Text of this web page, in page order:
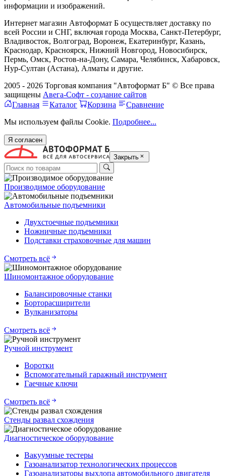
информации и изображений.
Интернет магазин Автоформат Б осуществляет доставку по
всей России и СНГ, включая города Москва, Санкт-Петербург,
Владивосток, Волгоград, Воронеж, Екатеринбург, Казань,
Краснодар, Красноярск, Нижний Новгород, Новосибирск,
Пермь, Омск, Ростов-на-Дону, Самара, Челябинск, Хабаровск,
Нур-Султан (Астана), Алматы и другие.
2005 - 2026 Торговая компания "Автоформат Б" © Все права
защищены Авега-Софт - создание сайтов
Главная
Каталог Корзина
Сравнение
Мы используем файлы Cookie. Подробнее...
Я согласен
Закрыть
Производимое оборудование
Автомобильные подъемники
Двухстоечные подъемники
Ножничные подъемники
Подставки страховочные для машин
Смотреть всё
Шиномонтажное оборудование
Балансировочные станки
Борторасширители
Вулканизаторы
Смотреть всё
Ручной инструмент
Воротки
Вспомогательный гаражный инструмент
Гаечные ключи
Смотреть всё
Стенды развал схождения
Диагностическое оборудование
Вакуумные тестеры
Газоанализатор технологических процессов
Газоанализаторы выхлопа автомобильного двигателя